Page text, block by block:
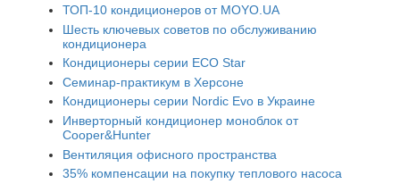
ТОП-10 кондиционеров от MOYO.UA
Шесть ключевых советов по обслуживанию
кондиционера
Кондиционеры серии ECO Star
Семинар-практикум в Херсоне
Кондиционеры серии Nordic Evo в Украине
Инверторный кондиционер моноблок от
Cooper&Hunter
Вентиляция офисного пространства
35% компенсации на покупку теплового насоса